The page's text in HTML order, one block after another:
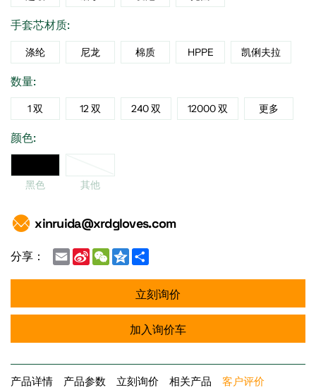
手套芯材质:
涤纶 尼龙 棉质 HPPE 凯俐夫拉
数量:
1 双 12 双 240 双 12000 双 更多
颜色:
黑色 其他
xinruida@xrdgloves.com
分享： EmailSina
Weibo
WeChat
Qzone
立刻询价
加入询价车
产品详情 产品参数 立刻询价 相关产品 客户评价